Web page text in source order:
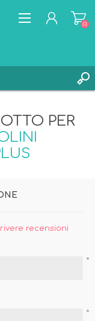
(0)
PER
recensioni
*
*